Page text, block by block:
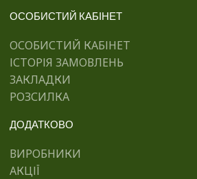
ОСОБИСТИЙ КАБІНЕТ
ОСОБИСТИЙ КАБІНЕТ
ІСТОРІЯ ЗАМОВЛЕНЬ
ЗАКЛАДКИ
РОЗСИЛКА
ДОДАТКОВО
ВИРОБНИКИ
АКЦІЇ